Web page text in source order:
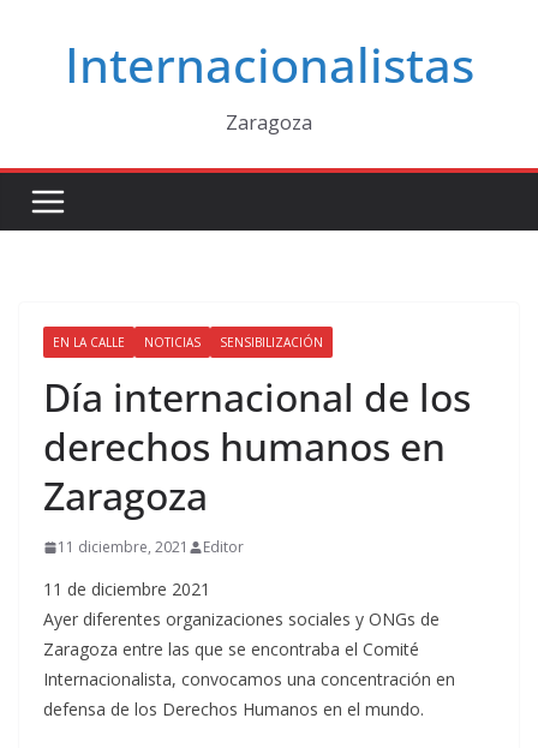
contenidoInternacionalistas
Zaragoza
EN LA CALLE NOTICIAS SENSIBILIZACIÓN
Día internacional de los
derechos humanos en
Zaragoza
11 diciembre, 2021 Editor
11 de diciembre 2021
Ayer diferentes organizaciones sociales y ONGs de
Zaragoza entre las que se encontraba el Comité
Internacionalista, convocamos una concentración en
defensa de los Derechos Humanos en el mundo.